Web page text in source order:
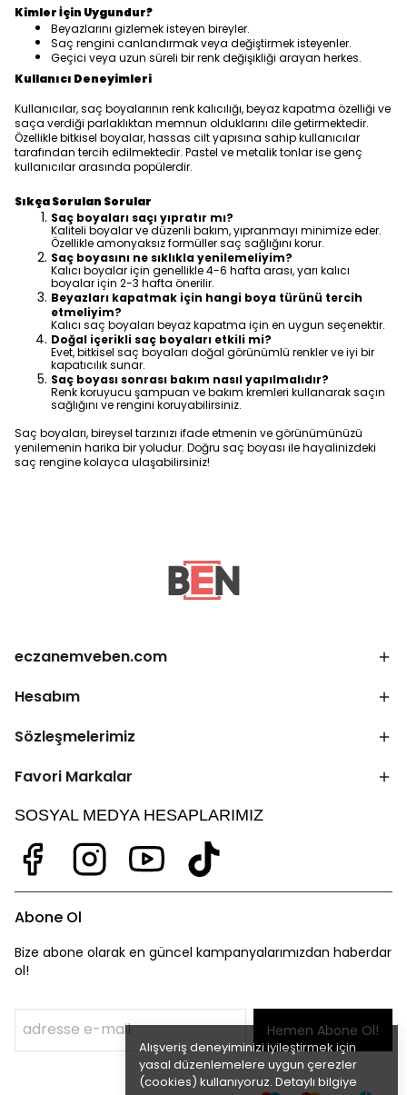
Alışveriş deneyiminizi iyileştirmek için
yasal düzenlemelere uygun çerezler
(cookies) kullanıyoruz. Detaylı bilgiye
Kimler İçin Uygundur?
Beyazlarını gizlemek isteyen bireyler.
Saç rengini canlandırmak veya değiştirmek isteyenler.
Geçici veya uzun süreli bir renk değişikliği arayan herkes.
Kullanıcı Deneyimleri
Kullanıcılar, saç boyalarının renk kalıcılığı, beyaz kapatma özelliği ve
saça verdiği parlaklıktan memnun olduklarını dile getirmektedir.
Özellikle bitkisel boyalar, hassas cilt yapısına sahip kullanıcılar
tarafından tercih edilmektedir. Pastel ve metalik tonlar ise genç
kullanıcılar arasında popülerdir.
Sıkça Sorulan Sorular
Saç boyaları saçı yıpratır mı?
Kaliteli boyalar ve düzenli bakım, yıpranmayı minimize eder.
Özellikle amonyaksız formüller saç sağlığını korur.
Saç boyasını ne sıklıkla yenilemeliyim?
Kalıcı boyalar için genellikle 4-6 hafta arası, yarı kalıcı
boyalar için 2-3 hafta önerilir.
Beyazları kapatmak için hangi boya türünü tercih
etmeliyim?
Kalıcı saç boyaları beyaz kapatma için en uygun seçenektir.
Doğal içerikli saç boyaları etkili mi?
Evet, bitkisel saç boyaları doğal görünümlü renkler ve iyi bir
kapatıcılık sunar.
Saç boyası sonrası bakım nasıl yapılmalıdır?
Renk koruyucu şampuan ve bakım kremleri kullanarak saçın
sağlığını ve rengini koruyabilirsiniz.
Saç boyaları, bireysel tarzınızı ifade etmenin ve görünümünüzü
yenilemenin harika bir yoludur. Doğru saç boyası ile hayalinizdeki
saç rengine kolayca ulaşabilirsiniz!
eczanemveben.com
Hesabım
Sözleşmelerimiz
Favori Markalar
SOSYAL MEDYA HESAPLARIMIZ
Abone Ol
Bize abone olarak en güncel kampanyalarımızdan haberdar
ol!
Hemen Abone Ol!